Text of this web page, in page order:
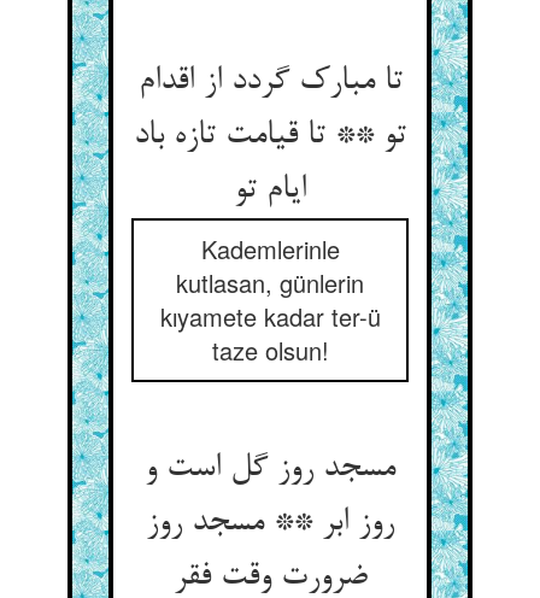
تا مبارک گردد از اقدام
تو ** تا قیامت تازه باد
ایام تو
Kademlerinle
kutlasan, günlerin
kıyamete kadar ter-ü
taze olsun!
مسجد روز گل است و
روز ابر ** مسجد روز
ضرورت وقت فقر